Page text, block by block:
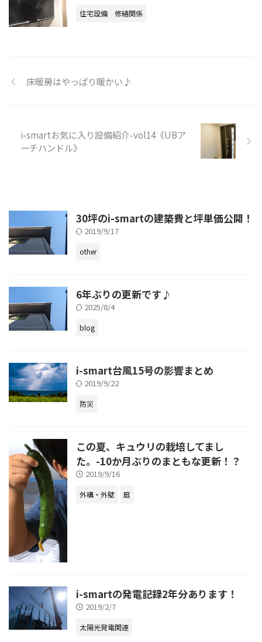
住宅設備 修繕関係
床暖房はやっぱり暖かい♪
i-smartお気に入り設備紹介-vol14《UBア
ーチハンドル》
30坪のi-smartの建築費と坪単価公開！
2019/9/17
other
6年ぶりの更新です♪
2025/8/4
blog
i-smart台風15号の影響まとめ
2019/9/22
防災
この夏、キュウリの栽培してまし
た。-10か月ぶりのまともな更新！？
2019/9/16
外構・外壁 庭
i-smartの発電記録2年分あります！
2019/2/7
太陽光発電関連